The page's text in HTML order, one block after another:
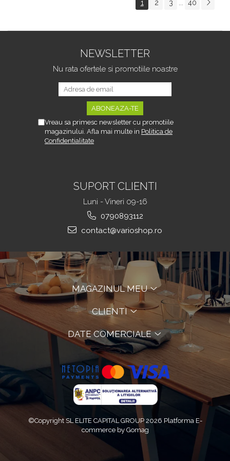
sau Portbagajului,
1 2 3 ... 40
NEWSLETTER
Nu rata ofertele si promotiile noastre
Vreau sa primesc newsletter cu promotiile
magazinului. Afla mai multe in Politica de
Confidentialitate
SUPORT CLIENTI
Luni - Vineri 09-16
0790893112
contact@varioshop.ro
MAGAZINUL MEU
CLIENTI
DATE COMERCIALE
©Copyright SL ELITE CAPITAL GROUP 2026 Platforma E-
commerce by Gomag